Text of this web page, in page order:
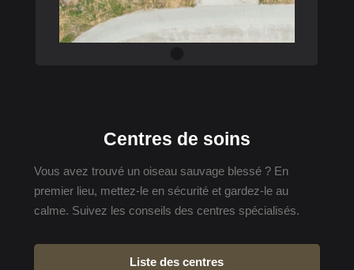
Centres de soins
Vous avez trouvé un oiseau sauvage blessé ? En
premier lieu, mettez-le en sécurité et gardez-le au
calme. Suivez les conseils des centres spécialisés.
Liste des centres